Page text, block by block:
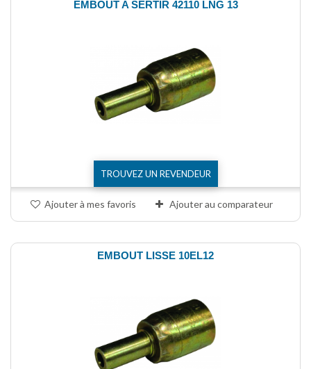
EMBOUT A SERTIR 42110 LNG 13
TROUVEZ UN REVENDEUR
Ajouter à mes favoris Ajouter au comparateur
EMBOUT LISSE 10EL12